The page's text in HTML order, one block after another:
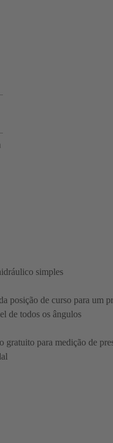
simples
posição de curso para um
de todos os ângulos
gratuito para medição de